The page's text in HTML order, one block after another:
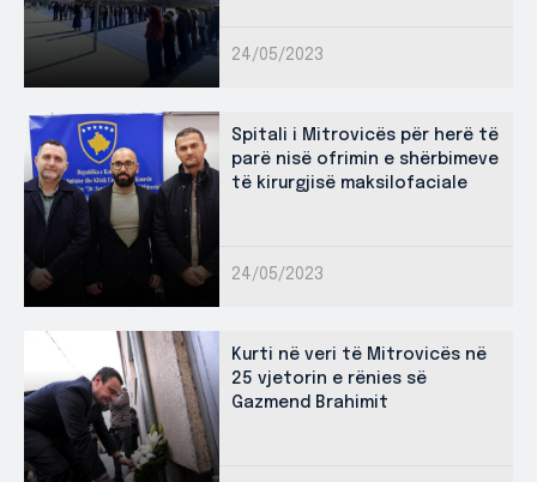
24/05/2023
Spitali i Mitrovicës për herë të
parë nisë ofrimin e shërbimeve
të kirurgjisë maksilofaciale
24/05/2023
Kurti në veri të Mitrovicës në
25 vjetorin e rënies së
Gazmend Brahimit